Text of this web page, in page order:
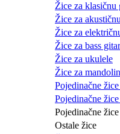
Žice za klasičnu
Žice za
Žice za
Žice za bass
Žice za ukulele
Žice za
Pojedinačne
Pojedinačne
Pojedinačne
Ostale žice